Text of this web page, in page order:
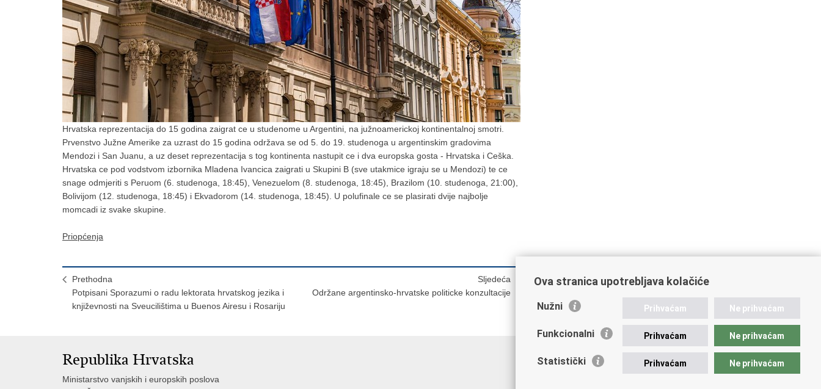
Hrvatska reprezentacija do 15 godina zaigrat ce u studenome u Argentini, na južnoamerickoj kontinentalnoj smotri.
Prvenstvo Južne Amerike za uzrast do 15 godina održava se od 5. do 19. studenoga u argentinskim gradovima
Mendozi i San Juanu, a uz deset reprezentacija s tog kontinenta nastupit ce i dva europska gosta - Hrvatska i Ceška.
Hrvatska ce pod vodstvom izbornika Mladena Ivancica zaigrati u Skupini B (sve utakmice igraju se u Mendozi) te ce
snage odmjeriti s Peruom (6. studenoga, 18:45), Venezuelom (8. studenoga, 18:45), Brazilom (10. studenoga, 21:00),
Bolivijom (12. studenoga, 18:45) i Ekvadorom (14. studenoga, 18:45). U polufinale ce se plasirati dvije najbolje
momcadi iz svake skupine.
Priopćenja
Prethodna
Potpisani Sporazumi o radu lektorata hrvatskog jezika i
književnosti na Sveucilištima u Buenos Airesu i Rosariju
Sljedeća
Održane argentinsko-hrvatske politicke konzultacije
Republika Hrvatska
Ministarstvo vanjskih i europskih poslova
Ova stranica upotrebljava kolačiće
Nužni Prihvaćam Ne prihvaćam
Funkcionalni Prihvaćam Ne prihvaćam
Statistički Prihvaćam Ne prihvaćam